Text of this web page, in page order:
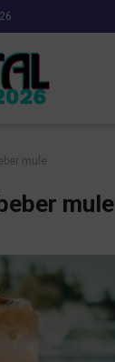
mule
mule